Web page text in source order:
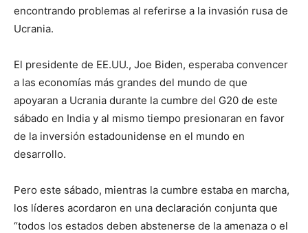
encontrando problemas al referirse a la invasión rusa de
Ucrania.
El presidente de EE.UU., Joe Biden, esperaba convencer
a las economías más grandes del mundo de que
apoyaran a Ucrania durante la cumbre del G20 de este
sábado en India y al mismo tiempo presionaran en favor
de la inversión estadounidense en el mundo en
desarrollo.
Pero este sábado, mientras la cumbre estaba en marcha,
los líderes acordaron en una declaración conjunta que
“todos los estados deben abstenerse de la amenaza o el